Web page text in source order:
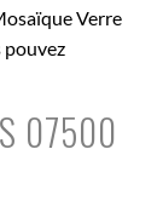
Verre
07500